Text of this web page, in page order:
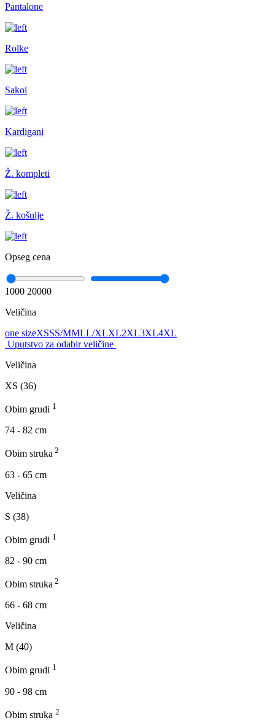
Pantalone
Rolke
Sakoi
Kardigani
Ž. kompleti
Ž. košulje
Opseg cena
1000 20000
Veličina
one sizeXSSS/MMLL/XLXL2XL3XL4XL
Uputstvo za odabir veličine
Veličina
XS (36)
Obim grudi 1
74 - 82 cm
Obim struka 2
63 - 65 cm
Veličina
S (38)
Obim grudi 1
82 - 90 cm
Obim struka 2
66 - 68 cm
Veličina
M (40)
Obim grudi 1
90 - 98 cm
Obim struka 2